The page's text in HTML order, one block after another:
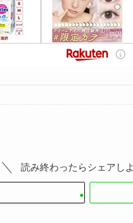
読み終わったらシェアし